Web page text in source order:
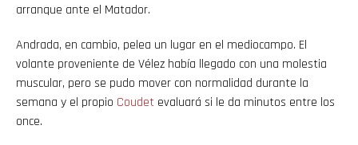
arranque ante el Matador.
Andrada, en cambio, pelea un lugar en el mediocampo. El
volante proveniente de Vélez había llegado con una molestia
muscular, pero se pudo mover con normalidad durante la
semana y el propio Coudet evaluará si le da minutos entre los
once.